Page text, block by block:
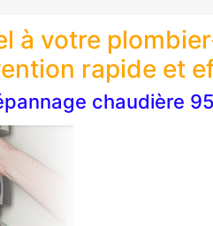
à votre
rapide et
chaudière